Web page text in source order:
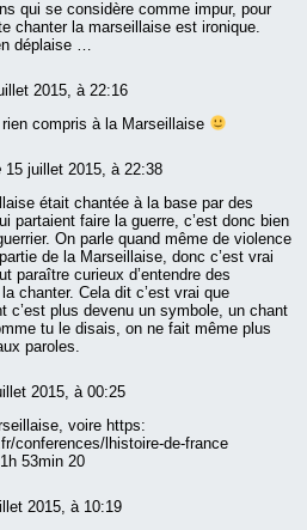
qui se considère comme impur, pour
chanter la marseillaise est ironique.
déplaise …
2015, à 22:16
compris à la Marseillaise
15 juillet 2015, à 22:38
était chantée à la base par des
partaient faire la guerre, c’est donc bien
On parle quand même de violence
de la Marseillaise, donc c’est vrai
paraître curieux d’entendre des
chanter. Cela dit c’est vrai que
c’est plus devenu un symbole, un chant
tu le disais, on ne fait même plus
paroles.
2015, à 00:25
voire https:
conferences/lhistoire-de-france
53min 20
2015, à 10:19